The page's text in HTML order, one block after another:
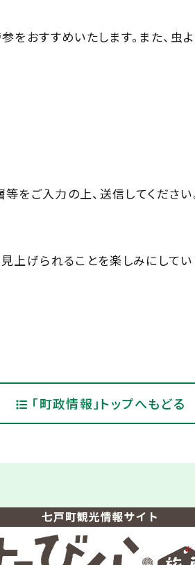
おすすめいたします。また、
をご入力の上、送信してください
げられることを楽しみにしてい
「町政情報」トップへもどる